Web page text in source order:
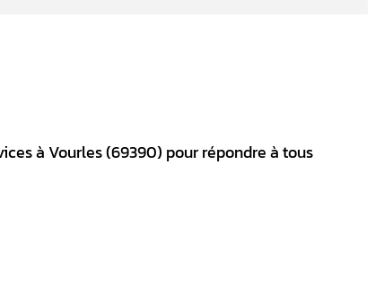
à Vourles (69390) pour répondre à tous